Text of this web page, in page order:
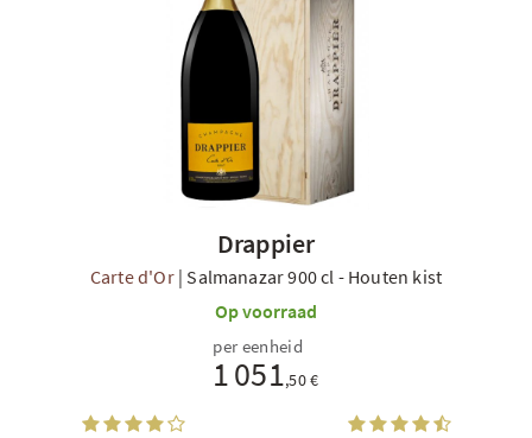
Drappier
Carte d'Or| Salmanazar 900 cl - Houten kist
Op voorraad
per eenheid
1 051,50 €